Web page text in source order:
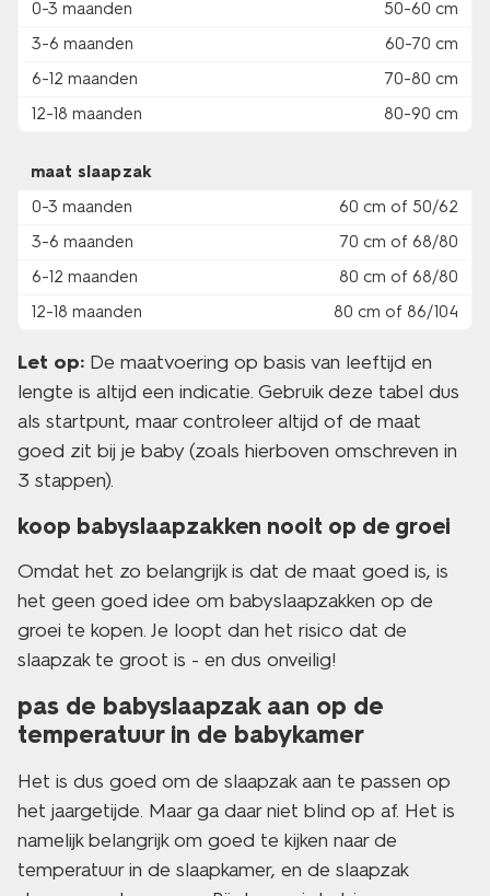
0-3 maanden
50-60 cm
3-6 maanden
60-70 cm
6-12 maanden
70-80 cm
12-18 maanden
80-90 cm
maat slaapzak
0-3 maanden
60 cm of 50/62
3-6 maanden
70 cm of 68/80
6-12 maanden
80 cm of 68/80
12-18 maanden
80 cm of 86/104
Let op: De maatvoering op basis van leeftijd en
lengte is altijd een indicatie. Gebruik deze tabel dus
als startpunt, maar controleer altijd of de maat
goed zit bij je baby (zoals hierboven omschreven in
3 stappen).
koop babyslaapzakken nooit op de groei
Omdat het zo belangrijk is dat de maat goed is, is
het geen goed idee om babyslaapzakken op de
groei te kopen. Je loopt dan het risico dat de
slaapzak te groot is - en dus onveilig!
pas de babyslaapzak aan op de
temperatuur in de babykamer
Het is dus goed om de slaapzak aan te passen op
het jaargetijde. Maar ga daar niet blind op af. Het is
namelijk belangrijk om goed te kijken naar de
temperatuur in de slaapkamer, en de slaapzak